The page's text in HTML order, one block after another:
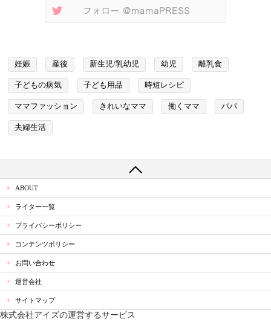
妊娠 産後 新生児/乳幼児 幼児 離乳食
子どもの病気 子ども用品 時短レシピ
ママファッション きれいなママ 働くママ パパ
夫婦生活
ABOUT
ライター一覧
プライバシーポリシー
コンテンツポリシー
お問い合わせ
運営会社
サイトマップ
株式会社アイズの運営するサービス